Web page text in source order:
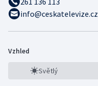
info@ceskatelevize.cz
Vzhled
Světlý